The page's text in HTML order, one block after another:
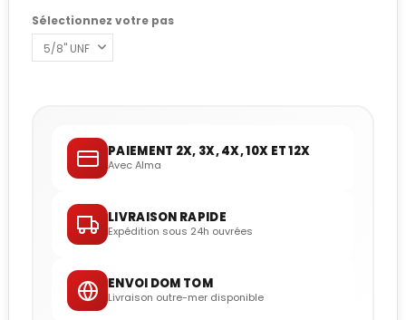
Sélectionnez votre pas
PAIEMENT 2X, 3X, 4X, 10X ET 12X
Avec Alma
LIVRAISON RAPIDE
Expédition sous 24h ouvrées
ENVOI DOM TOM
Livraison outre-mer disponible